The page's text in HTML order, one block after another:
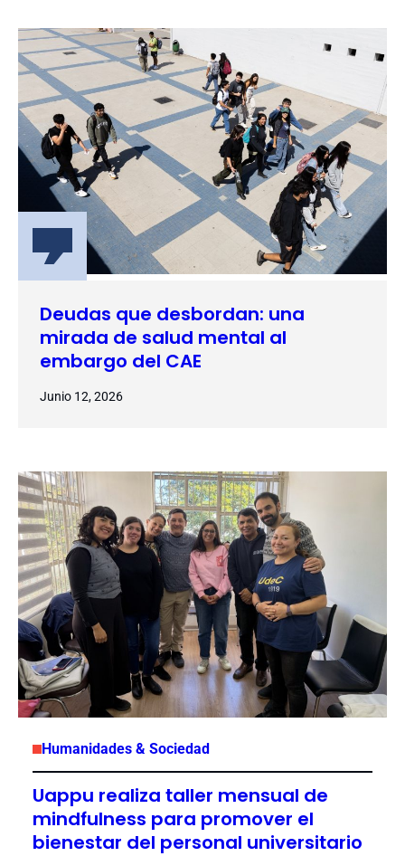
Deudas que desbordan: una
mirada de salud mental al
embargo del CAE
Junio 12, 2026
Humanidades & Sociedad
Uappu realiza taller mensual de
mindfulness para promover el
bienestar del personal universitario